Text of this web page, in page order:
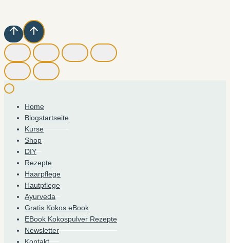
Home
Blogstartseite
Kurse
Shop
DIY
Rezepte
Haarpflege
Hautpflege
Ayurveda
Gratis Kokos eBook
EBook Kokospulver Rezepte
Newsletter
Kontakt